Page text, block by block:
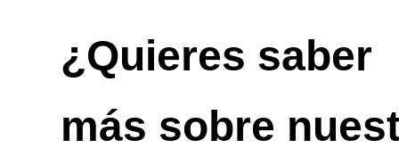
¿Quieres saber
más sobre